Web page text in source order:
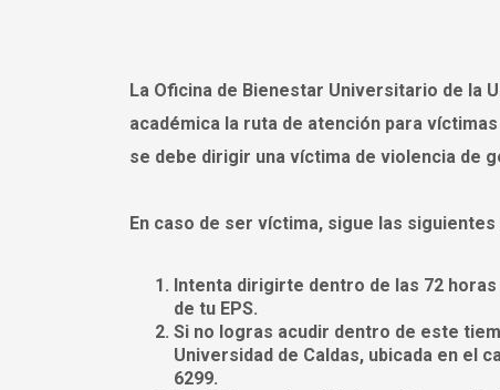
La Oficina de Bienestar Universitario de la
académica la ruta de atención para
se debe dirigir una víctima de violencia de
En caso de ser víctima, sigue las
Intenta dirigirte dentro de las 72
de tu EPS.
Si no logras acudir dentro de este
Universidad de Caldas, ubicada en el
6299.